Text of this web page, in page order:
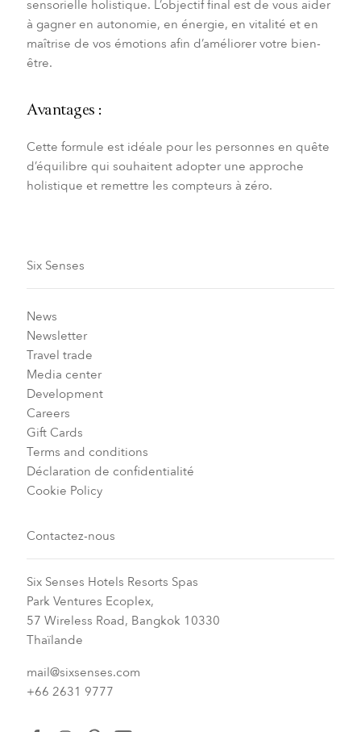
sensorielle holistique. L’objectif final est de vous aider
à gagner en autonomie, en énergie, en vitalité et en
maîtrise de vos émotions afin d’améliorer votre bien-
être.
Avantages :
Cette formule est idéale pour les personnes en quête
d’équilibre qui souhaitent adopter une approche
holistique et remettre les compteurs à zéro.
Six Senses
News
Newsletter
Travel trade
Media center
Development
Careers
Gift Cards
Terms and conditions
Déclaration de confidentialité
Cookie Policy
Contactez-nous
Six Senses Hotels Resorts Spas
Park Ventures Ecoplex,
57 Wireless Road, Bangkok 10330
Thaïlande
mail@sixsenses.com
+66 2631 9777